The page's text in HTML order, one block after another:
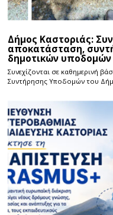
Δήμος Καστοριάς:
αποκατάσταση,
δημοτικών υποδομών
Συνεχίζονται σε καθημερινή
Συντήρησης Υποδομών του